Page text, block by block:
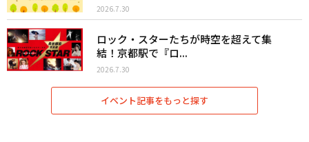
2026.7.30
ロック・スターたちが時空を超えて集
結！京都駅で『ロ...
2026.7.30
イベント記事をもっと探す